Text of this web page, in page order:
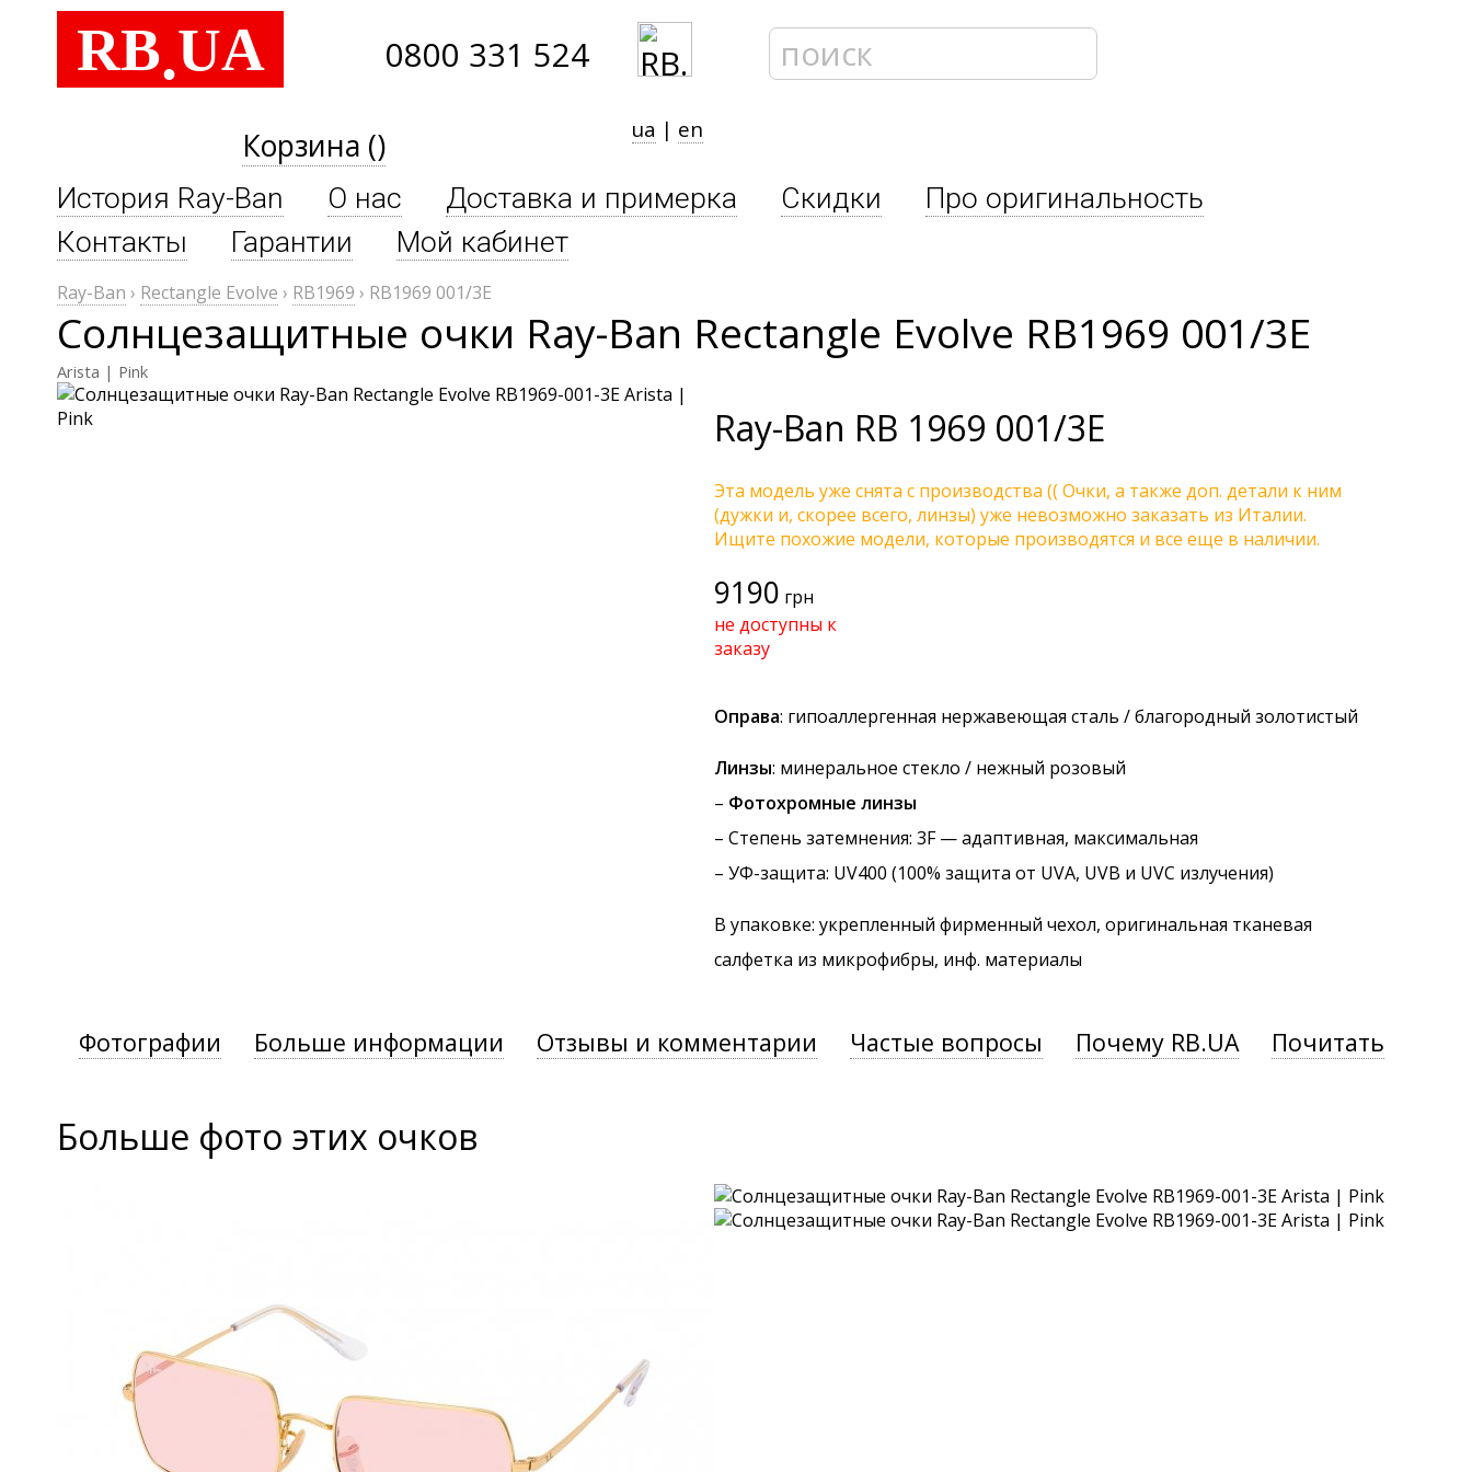
RB.UA 0800 331 524
Корзина () ua | en
История Ray-Ban О нас Доставка и примерка Скидки
Про оригинальность
Контакты
Гарантии Мой кабинет
Ray-Ban › Rectangle Evolve › RB1969 › RB1969 001/3E
Солнцезащитные очки Ray-Ban Rectangle Evolve RB1969 001/3E
Arista | Pink
Ray-Ban RB 1969 001/3E
Эта модель уже снята с производства (( Очки, а также доп. детали к ним
(дужки и, скорее всего, линзы) уже невозможно заказать из Италии.
Ищите похожие модели, которые производятся и все еще в наличии.
9190 грн
не доступны к
заказу
Оправа: гипоаллергенная нержавеющая сталь / благородный золотистый
Линзы: минеральное стекло / нежный розовый
– Фотохромные линзы
– Степень затемнения: 3F — адаптивная, максимальная
– УФ-защита: UV400 (100% защита от UVA, UVB и UVC излучения)
В упаковке: укрепленный фирменный чехол, оригинальная тканевая
салфетка из микрофибры, инф. материалы
Фотографии Больше информации Отзывы и комментарии Частые вопросы Почему RB.UA Почитать
Больше фото этих очков